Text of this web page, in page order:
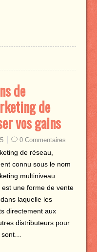
de
de
vos gains
0 Commentaires
de réseau,
connu sous le nom
multiniveau
est une forme de vente
laquelle les
directement aux
distributeurs pour